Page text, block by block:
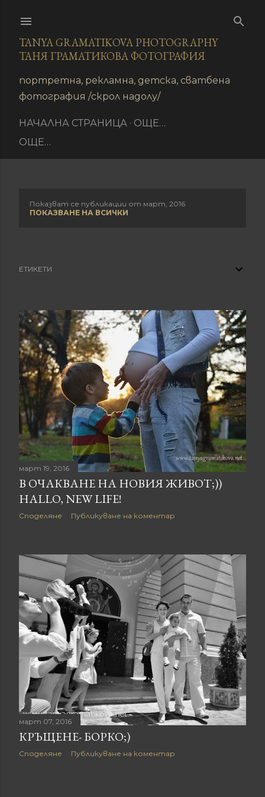
TANYA GRAMATIKOVA PHOTOGRAPHY
ТАНЯ ГРАМАТИКОВА ФОТОГРАФИЯ
портретна, рекламна, детска, сватбена
фотография /скрол надолу/
НАЧАЛНА СТРАНИЦА
ОЩЕ…
ОЩЕ…
П
б
и
к
а
ц
и
и
Показват се публикации от март, 2016
ПОКАЗВАНЕ НА ВСИЧКИ
ЕТИКЕТИ
март 19, 2016
В ОЧАКВАНЕ НА НОВИЯ ЖИВОТ;))
HALLO, NEW LIFE!
Споделяне Публикуване на коментар
март 07, 2016
КРЪЩЕНЕ- БОРКО;)
Споделяне Публикуване на коментар